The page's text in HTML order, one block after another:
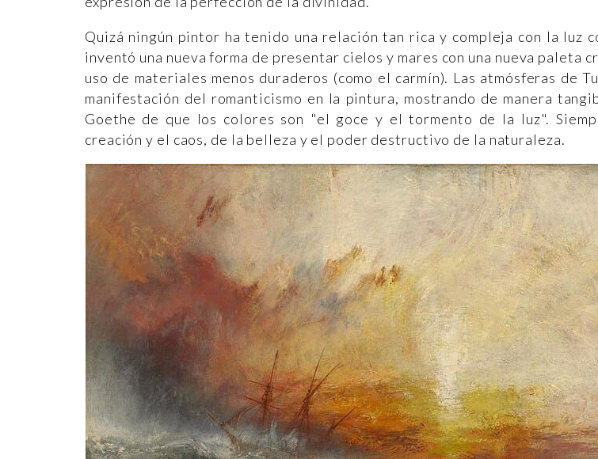
Quizá ningún pintor ha tenido una relación tan rica y compleja con la luz
inventó una nueva forma de presentar cielos y mares con una nueva paleta
uso de materiales menos duraderos (como el carmín). Las atmósferas de
manifestación del romanticismo en la pintura, mostrando de manera
Goethe de que los colores son "el goce y el tormento de la luz".
creación y el caos, de la belleza y el poder destructivo de la naturaleza.